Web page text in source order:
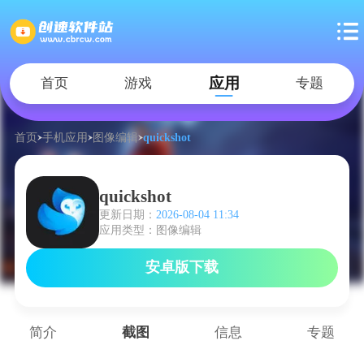
首页 游戏 应用 专题
首页 手机应用 图像编辑 quickshot
quickshot
更新日期： 2026-08-04 11:34
应用类型：图像编辑
安卓版下载
简介 截图 信息 专题